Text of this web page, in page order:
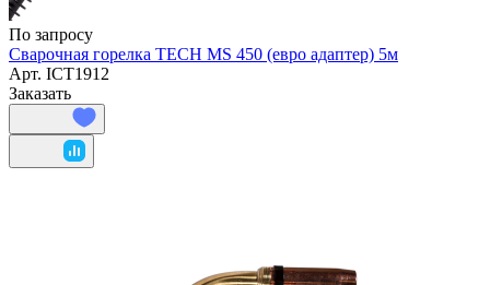
По запросу
Сварочная горелка TECH MS 450 (евро адаптер) 5м
Арт. ICT1912
Заказать